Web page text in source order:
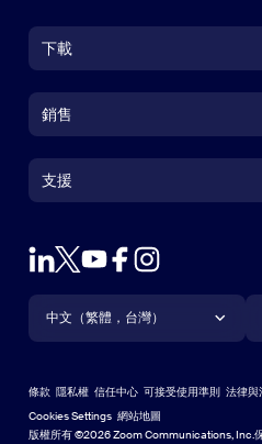
下載
Zoom Rooms 應用程式Zoom
Zoom Rooms Controller
Outlook 外掛程式
Android 應用程式
Android 應用
銷售
聯絡銷售人員
申請示範
網路研討會和活動
Zoom 體驗中心Zoom 體驗中心
Zoom for StartupsZoom for
支援
支援
帳戶
學習中心
技術內容資料庫技術內容資料庫
語言
中文（繁體，台灣）
貨
版權所有 ©2026 Zoom Communications, Inc.保
條款 隱私權 信任中心 可接受使用準則 法律與
Cookies Settings 網站地圖
網站地圖